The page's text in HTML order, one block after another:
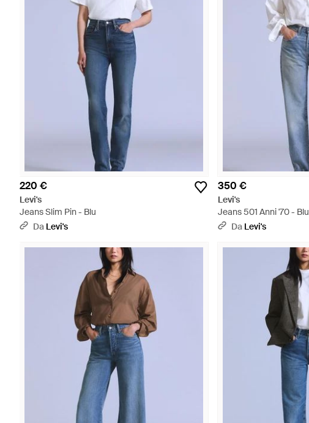
220 €
Levi's
Jeans Slim Pin - Blu
Da Levi's
350 €
Levi's
Jeans 501 Anni '70 - Blu
Da Levi's